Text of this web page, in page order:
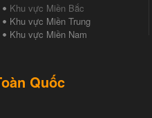
Khu vực Miền Bắc
Khu vực Miền Trung
Khu vực Miền Nam
Quốc